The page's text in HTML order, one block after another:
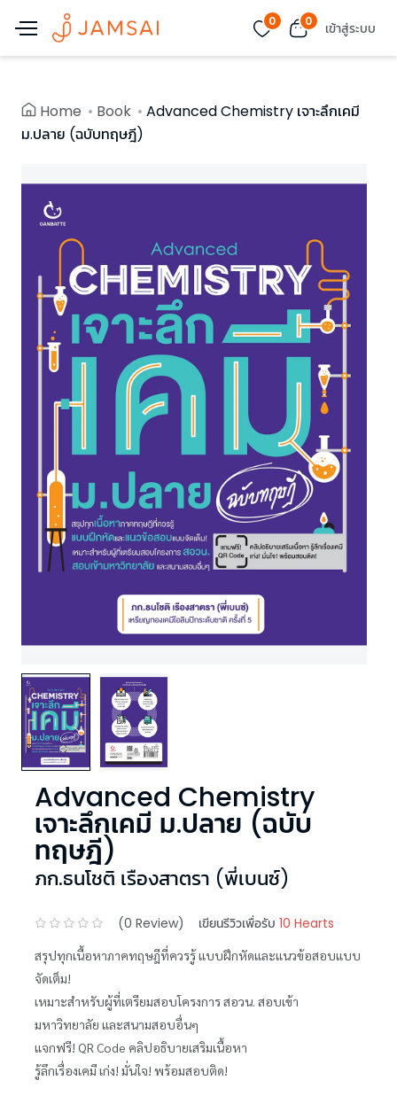
0 0 เข้าสู่ระบบ
Home Book
Advanced Chemistry เจาะลึกเคมี
ม.ปลาย (ฉบับทฤษฎี)
Advanced Chemistry
เจาะลึกเคมี ม.ปลาย (ฉบับ
ทฤษฎี)
ภก.ธนโชติ เรืองสาตรา (พี่เบนซ์)
(0 Review) เขียนรีวิวเพื่อรับ 10 Hearts
สรุปทุกเนื้อหาภาคทฤษฎีที่ควรรู้ แบบฝึกหัดและแนวข้อสอบแบบ
จัดเต็ม!
เหมาะสำหรับผู้ที่เตรียมสอบโครงการ สอวน. สอบเข้า
มหาวิทยาลัย และสนามสอบอื่นๆ
แจกฟรี! QR Code คลิปอธิบายเสริมเนื้อหา
รู้ลึกเรื่องเคมี เก่ง! มั่นใจ! พร้อมสอบติด!